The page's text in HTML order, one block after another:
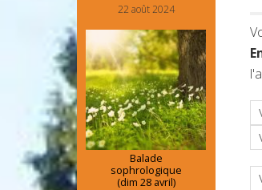
22 août 2024
Balade
sophrologique
(dim 28 avril)